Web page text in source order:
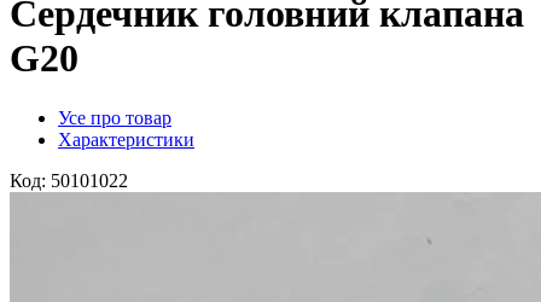
Сердечник головний клапана
G20
Усе про товар
Характеристики
Код: 50101022